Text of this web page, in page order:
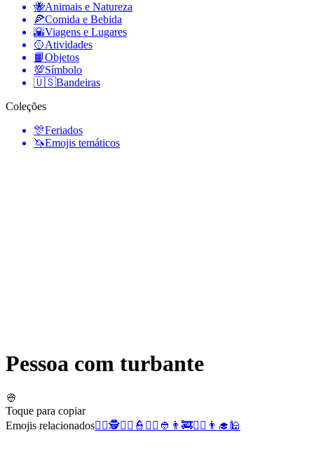
🐝Animais e Natureza
🍕Comida e Bebida
🌇Viagens e Lugares
🥎Atividades
📙Objetos
💯Símbolo
🇺🇸Bandeiras
Coleções
🎊Feriados
🦄Emojis temáticos
Pessoa com turbante
👳
Toque para copiar
Emojis relacionados👷‍♂️🕵️🦹‍♂️ 👮 👨‍⚖️ 👲 👨‍🚒🙇‍♂️ 👨‍🎓 🕌